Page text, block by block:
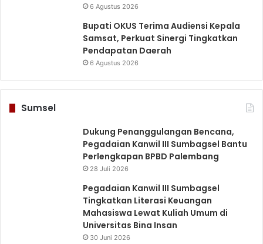
6 Agustus 2026
Bupati OKUS Terima Audiensi Kepala
Samsat, Perkuat Sinergi Tingkatkan
Pendapatan Daerah
6 Agustus 2026
Sumsel
Dukung Penanggulangan Bencana,
Pegadaian Kanwil III Sumbagsel Bantu
Perlengkapan BPBD Palembang
28 Juli 2026
Pegadaian Kanwil III Sumbagsel
Tingkatkan Literasi Keuangan
Mahasiswa Lewat Kuliah Umum di
Universitas Bina Insan
30 Juni 2026